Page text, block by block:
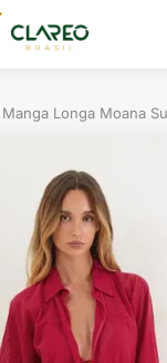
Manga Longa Moana